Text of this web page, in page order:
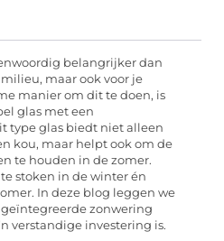
belangrijker dan
maar ook voor je
manier om dit te doen, is
glas met een
type glas biedt niet alleen
kou, maar helpt ook om de
te houden in de zomer.
stoken in de winter én
In deze blog leggen we
zonwering
verstandige investering is.